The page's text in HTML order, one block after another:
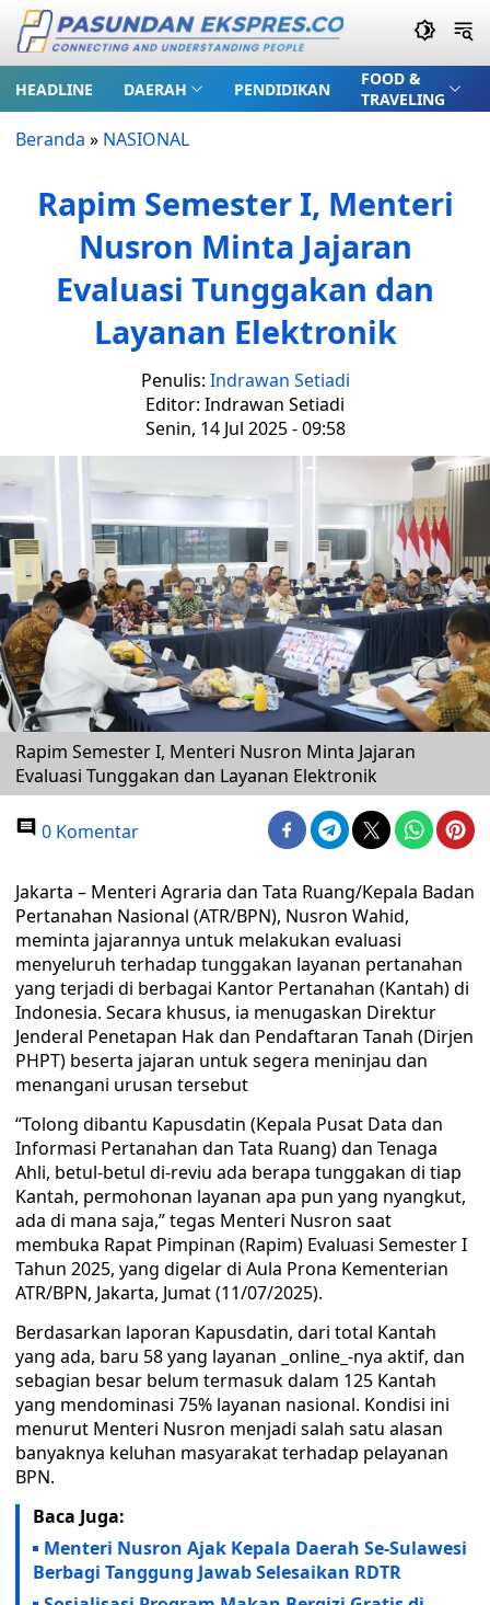
HEADLINE DAERAH PENDIDIKAN
FOOD &
TRAVELING
Beranda » NASIONAL
Rapim Semester I, Menteri
Nusron Minta Jajaran
Evaluasi Tunggakan dan
Layanan Elektronik
Penulis: Indrawan Setiadi
Editor: Indrawan Setiadi
Senin, 14 Jul 2025 - 09:58
Rapim Semester I, Menteri Nusron Minta Jajaran
Evaluasi Tunggakan dan Layanan Elektronik
0 Komentar
Jakarta – Menteri Agraria dan Tata Ruang/Kepala Badan
Pertanahan Nasional (ATR/BPN), Nusron Wahid,
meminta jajarannya untuk melakukan evaluasi
menyeluruh terhadap tunggakan layanan pertanahan
yang terjadi di berbagai Kantor Pertanahan (Kantah) di
Indonesia. Secara khusus, ia menugaskan Direktur
Jenderal Penetapan Hak dan Pendaftaran Tanah (Dirjen
PHPT) beserta jajaran untuk segera meninjau dan
menangani urusan tersebut
“Tolong dibantu Kapusdatin (Kepala Pusat Data dan
Informasi Pertanahan dan Tata Ruang) dan Tenaga
Ahli, betul-betul di-reviu ada berapa tunggakan di tiap
Kantah, permohonan layanan apa pun yang nyangkut,
ada di mana saja,” tegas Menteri Nusron saat
membuka Rapat Pimpinan (Rapim) Evaluasi Semester I
Tahun 2025, yang digelar di Aula Prona Kementerian
ATR/BPN, Jakarta, Jumat (11/07/2025).
Berdasarkan laporan Kapusdatin, dari total Kantah
yang ada, baru 58 yang layanan _online_-nya aktif, dan
sebagian besar belum termasuk dalam 125 Kantah
yang mendominasi 75% layanan nasional. Kondisi ini
menurut Menteri Nusron menjadi salah satu alasan
banyaknya keluhan masyarakat terhadap pelayanan
BPN.
Baca Juga:
Menteri Nusron Ajak Kepala Daerah Se-Sulawesi
Berbagi Tanggung Jawab Selesaikan RDTR